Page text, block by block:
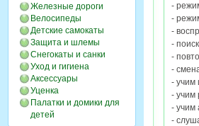
Железные дороги
Велосипеды
Детские самокаты
Защита и шлемы
Снегокаты и санки
Уход и гигиена
Аксессуары
Уценка
Палатки и домики для
детей
-
-
-
-
-
-
-
- учим
- учим
-